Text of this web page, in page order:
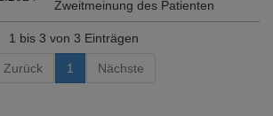
Zweitmeinung des Patienten
1 bis 3 von 3 Einträgen
Zurück
1 Nächste